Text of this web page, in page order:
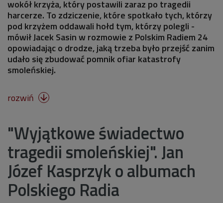
wokół krzyża, który postawili zaraz po tragedii
harcerze. To zdziczenie, które spotkało tych, którzy
pod krzyżem oddawali hołd tym, którzy polegli -
mówił Jacek Sasin w rozmowie z Polskim Radiem 24
opowiadając o drodze, jaką trzeba było przejść zanim
udało się zbudować pomnik ofiar katastrofy
smoleńskiej.
rozwiń 
"Wyjątkowe świadectwo
tragedii smoleńskiej". Jan
Józef Kasprzyk o albumach
Polskiego Radia